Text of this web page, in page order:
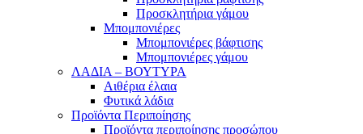
Προσκλητήρια γάμου
Μπομπονιέρες
Μπομπονιέρες βάφτισης
Μπομπονιέρες γάμου
ΛΑΔΙΑ – ΒΟΥΤΥΡΑ
Αιθέρια έλαια
Φυτικά λάδια
Προϊόντα Περιποίησης
Προϊόντα περιποίησης προσώπου